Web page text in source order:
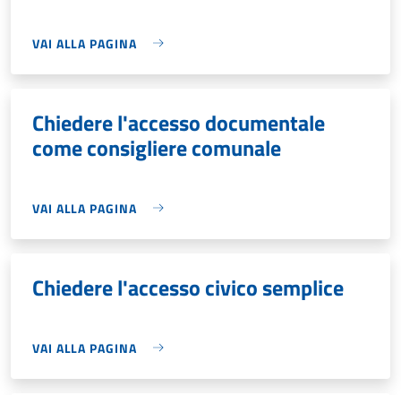
VAI ALLA PAGINA
Chiedere l'accesso documentale
come consigliere comunale
VAI ALLA PAGINA
Chiedere l'accesso civico semplice
VAI ALLA PAGINA